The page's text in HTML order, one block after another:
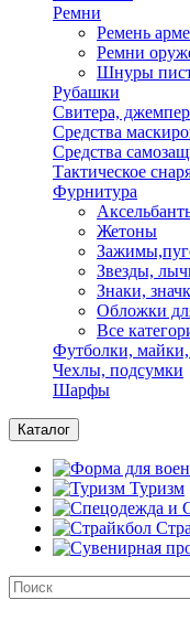
Ремни
Ремень
Ремни
Шнуры
Рубашки
Свитера,
Средства
Средства
Тактическое
Фурнитура
Жетоны
Звезды,
Знаки,
Обложки
Все
Футболки,
Чехлы, подсумки
Шарфы
Каталог
Туризм